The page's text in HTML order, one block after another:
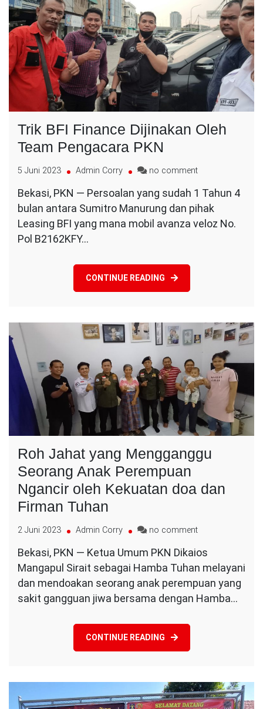
Trik BFI Finance Dijinakan Oleh
Team Pengacara PKN
5 Juni 2023 Admin Corry no commenton
BFI
Finance
Dijinakan
Bekasi, PKN — Persoalan yang sudah 1 Tahun 4
bulan antara Sumitro Manurung dan pihak
Leasing BFI yang mana mobil avanza veloz No.
Pol B2162KFY…
CONTINUE READING
Roh Jahat yang Mengganggu
Seorang Anak Perempuan
Ngancir oleh Kekuatan doa dan
Firman Tuhan
2 Juni 2023 Admin Corry no commenton
Jahat
yang
Mengganggu
Seorang
Anak
Firman
Tuhan
Bekasi, PKN — Ketua Umum PKN Dikaios
Mangapul Sirait sebagai Hamba Tuhan melayani
dan mendoakan seorang anak perempuan yang
sakit gangguan jiwa bersama dengan Hamba…
CONTINUE READING